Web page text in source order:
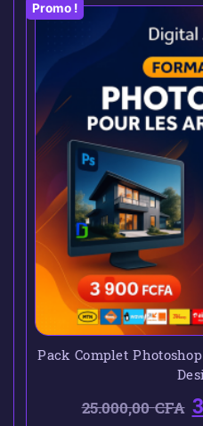
Promo !
Pack Complet
25.000,00CFA